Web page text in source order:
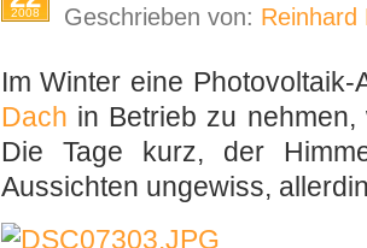
2008 Geschrieben von: Reinhard
Im Winter eine
Dach in Betrieb zu
Die Tage kurz, der
Aussichten ungewiss,